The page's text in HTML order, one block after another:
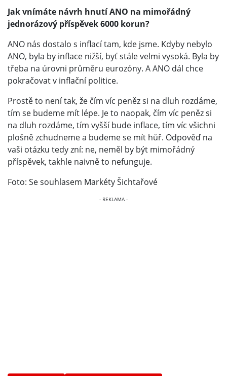
Jak vnímáte návrh hnutí ANO na mimořádný
jednorázový příspěvek 6000 korun?
ANO nás dostalo s inflací tam, kde jsme. Kdyby nebylo
ANO, byla by inflace nižší, byť stále velmi vysoká. Byla by
třeba na úrovni průměru eurozóny. A ANO dál chce
pokračovat v inflační politice.
Prostě to není tak, že čím víc peněz si na dluh rozdáme,
tím se budeme mít lépe. Je to naopak, čím víc peněz si
na dluh rozdáme, tím vyšší bude inflace, tím víc všichni
plošně zchudneme a budeme se mít hůř. Odpověď na
vaši otázku tedy zní: ne, neměl by být mimořádný
příspěvek, takhle naivně to nefunguje.
Foto: Se souhlasem Markéty Šichtařové